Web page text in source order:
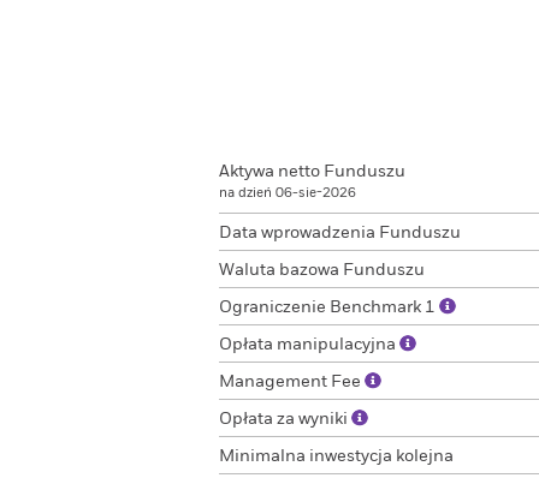
Aktywa netto Funduszu
na dzień 06-sie-2026
Data wprowadzenia Funduszu
Waluta bazowa Funduszu
Ograniczenie Benchmark 1
Opłata manipulacyjna
Management Fee
Opłata za wyniki
Minimalna inwestycja kolejna